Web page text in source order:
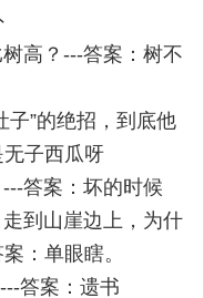
高？---答案：树不
子”的绝招，到底他
子西瓜呀
答案：坏的时候
到山崖边上，为什
：单眼瞎。
答案：遗书